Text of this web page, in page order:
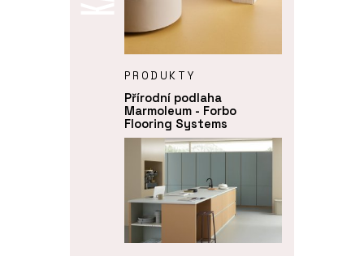
PRODUKTY
Přírodní podlaha
Marmoleum - Forbo
Flooring Systems